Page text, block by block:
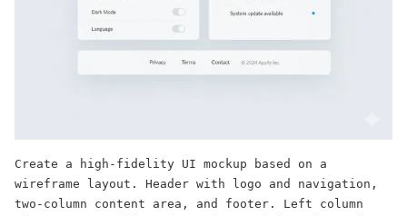
Create a high-fidelity UI mockup based on a
wireframe layout. Header with logo and navigation,
two-column content area, and footer. Left column